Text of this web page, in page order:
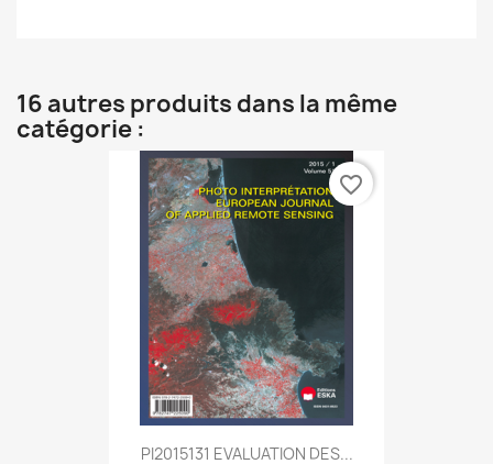
16 autres produits dans la même
catégorie :
PI2015131 EVALUATION DES...
favorite_border